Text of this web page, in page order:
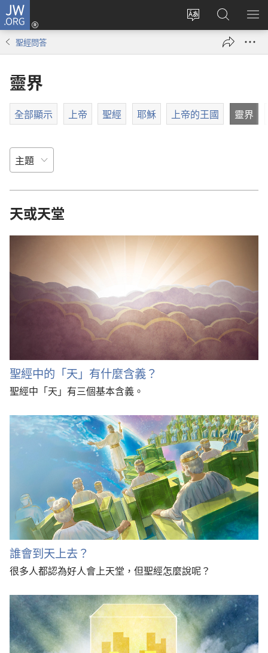
JW.ORG
更
登
入
（開
搜
尋
JW.ORG
顯
聖經問答
靈界
全部顯示 上帝 聖經 耶穌 上帝的王國 靈界
天或天堂
聖經中的「天」有什麼含義？
聖經中「天」有三個基本含義。
誰會到天上去？
很多人都認為好人會上天堂，但聖經怎麼說呢？